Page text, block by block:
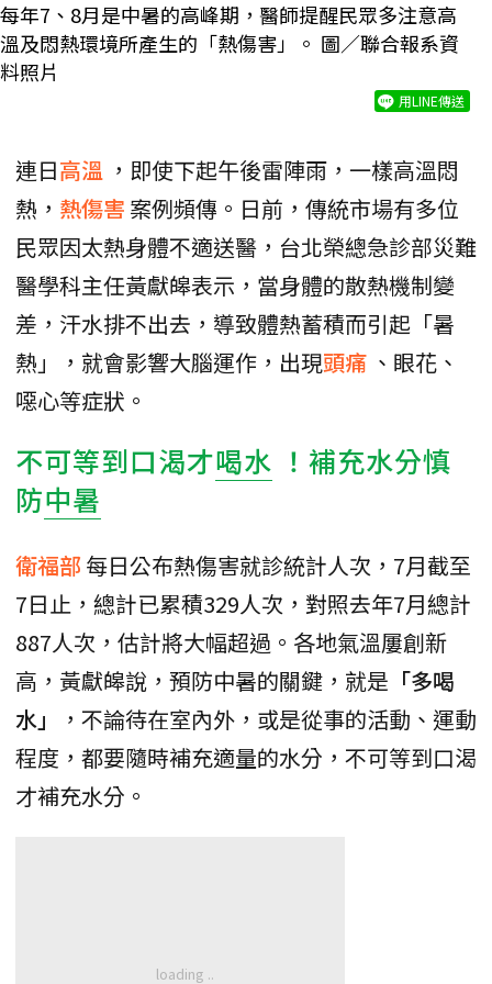
每年7、8月是中暑的高峰期，醫師提醒民眾多注意高
溫及悶熱環境所產生的「熱傷害」。 圖／聯合報系資
料照片
用LINE傳送
連日高溫 ，即使下起午後雷陣雨，一樣高溫悶
熱， 熱傷害 案例頻傳。日前，傳統市場有多位
民眾因太熱身體不適送醫，台北榮總急診部災難
醫學科主任黃獻皞表示，當身體的散熱機制變
差，汗水排不出去，導致體熱蓄積而引起「暑
熱」，就會影響大腦運作，出現頭痛 、眼花、
噁心等症狀。
不可等到口渴才喝水 ！補充水分慎
防中暑
衛福部每日公布熱傷害就診統計人次，7月截至
7日止，總計已累積329人次，對照去年7月總計
887人次，估計將大幅超過。各地氣溫屢創新
高，黃獻皞說，預防中暑的關鍵，就是 「多喝
水」
，不論待在室內外，或是從事的活動、運動
程度，都要隨時補充適量的水分，不可等到口渴
才補充水分。